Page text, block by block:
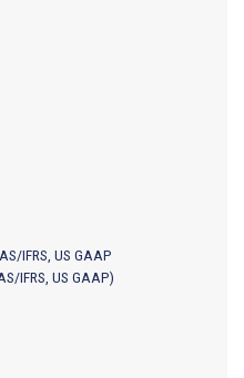
IFRS, US GAAP
IFRS, US GAAP)